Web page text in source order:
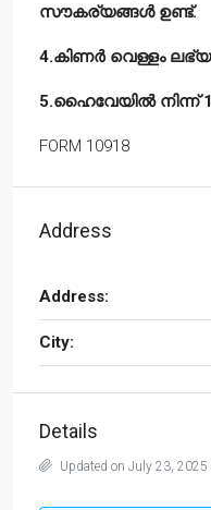
സൗകര്യങ്ങൾ ഉണ്ട്.
4.കിണർ വെള്ളം
5.ഹൈവേയിൽ നിന്ന്
FORM 10918
Address
Address:
City:
Details
Updated on July 23,